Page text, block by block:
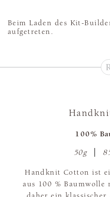
Beim Laden des Kit-
aufgetreten.
100%
50g
Handknit Cotton ist
aus 100 %